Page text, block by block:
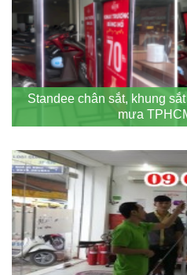
Standee chân sắt, khung
mưa